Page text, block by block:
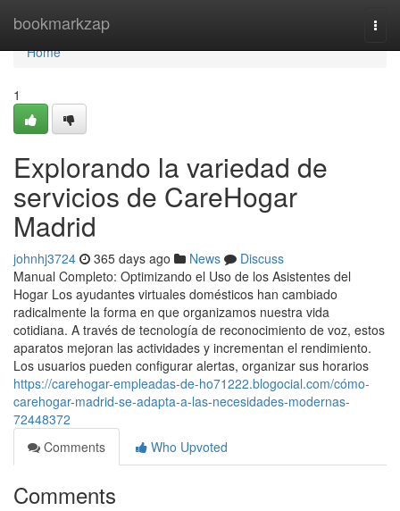
bookmarkzap
Home
Home
1
Explorando la variedad de
servicios de CareHogar
Madrid
johnhj3724 365 days ago News
Discuss
Manual Completo: Optimizando el Uso de los Asistentes del
Hogar Los ayudantes virtuales domésticos han cambiado
radicalmente la forma en que organizamos nuestra vida
cotidiana. A través de tecnología de reconocimiento de voz, estos
aparatos mejoran las actividades y incrementan el rendimiento.
Los usuarios pueden configurar alertas, organizar sus horarios
https://carehogar-empleadas-de-ho71222.blogocial.com/cómo-
carehogar-madrid-se-adapta-a-las-necesidades-modernas-
72448372
Comments
Who Upvoted
Comments